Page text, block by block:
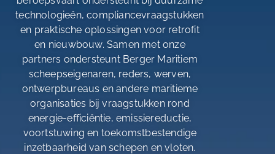
technologieën, compliancevraagstukken
en praktische oplossingen voor retrofit
en nieuwbouw. Samen met onze
partners ondersteunt Berger Maritiem
scheepseigenaren, reders, werven,
ontwerpbureaus en andere maritieme
organisaties bij vraagstukken rond
energie-efficiëntie, emissiereductie,
voortstuwing en toekomstbestendige
inzetbaarheid van schepen en vloten.